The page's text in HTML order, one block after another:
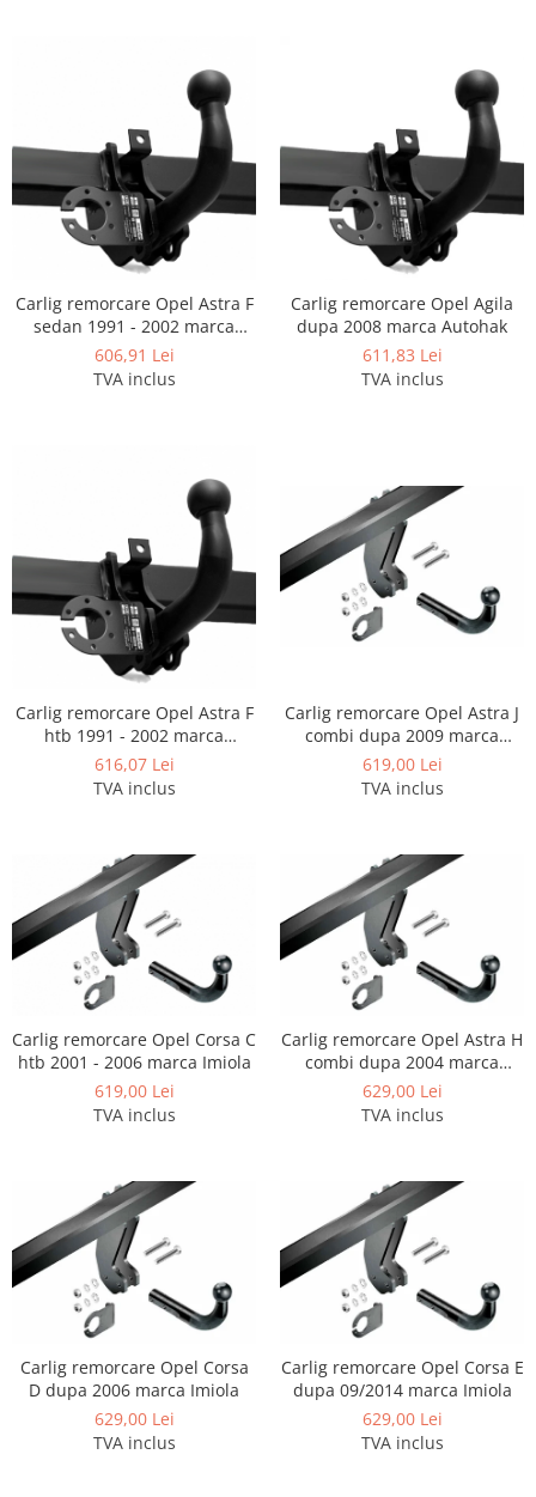
Carlig remorcare Opel Astra F
sedan 1991 - 2002 marca
Autohak
606,91 Lei
TVA inclus
Carlig remorcare Opel Agila
dupa 2008 marca Autohak
611,83 Lei
TVA inclus
Carlig remorcare Opel Astra F
htb 1991 - 2002 marca
Autohak
616,07 Lei
TVA inclus
Carlig remorcare Opel Astra J
combi dupa 2009 marca
Imiola
619,00 Lei
TVA inclus
Carlig remorcare Opel Corsa C
htb 2001 - 2006 marca Imiola
619,00 Lei
TVA inclus
Carlig remorcare Opel Astra H
combi dupa 2004 marca
Imiola
629,00 Lei
TVA inclus
Carlig remorcare Opel Corsa
D dupa 2006 marca Imiola
629,00 Lei
TVA inclus
Carlig remorcare Opel Corsa E
dupa 09/2014 marca Imiola
629,00 Lei
TVA inclus